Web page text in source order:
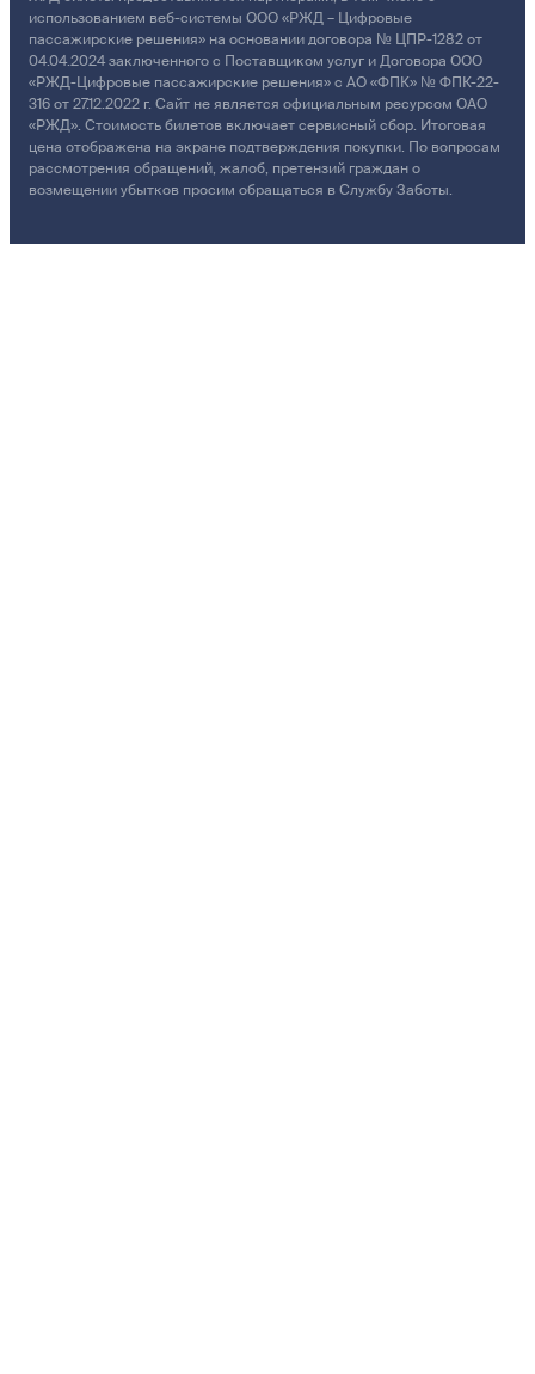
использованием веб-системы ООО «РЖД – Цифровые
пассажирские решения» на основании договора № ЦПР-1282 от
04.04.2024 заключенного с Поставщиком услуг и Договора ООО
«РЖД-Цифровые пассажирские решения» с АО «ФПК» № ФПК-22-
316 от 27.12.2022 г. Сайт не является официальным ресурсом ОАО
«РЖД». Стоимость билетов включает сервисный сбор. Итоговая
цена отображена на экране подтверждения покупки. По вопросам
рассмотрения обращений, жалоб, претензий граждан о
возмещении убытков просим обращаться в Службу Заботы.